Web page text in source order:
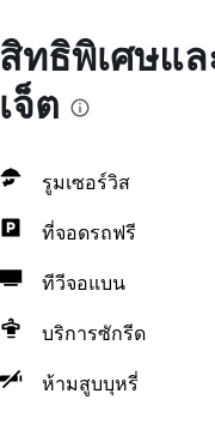
สิทธิพิเศษแ
เจ็ต
รูมเซอร์วิส
ที่จอดรถฟรี
ทีวีจอแบน
บริการซักรีด
ห้ามสูบบุหรี่